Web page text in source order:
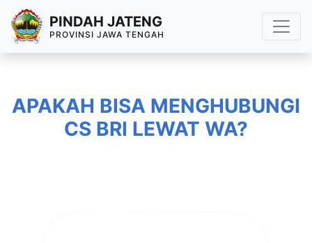
PINDAH JATENG
PROVINSI JAWA TENGAH
APAKAH BISA MENGHUBUNGI
CS BRI LEWAT WA?